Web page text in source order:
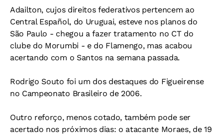
Adailton, cujos direitos federativos pertencem ao
Central Español, do Uruguai, esteve nos planos do
São Paulo - chegou a fazer tratamento no CT do
clube do Morumbi - e do Flamengo, mas acabou
acertando com o Santos na semana passada.
Rodrigo Souto foi um dos destaques do Figueirense
no Campeonato Brasileiro de 2006.
Outro reforço, menos cotado, também pode ser
acertado nos próximos dias: o atacante Moraes, de 19